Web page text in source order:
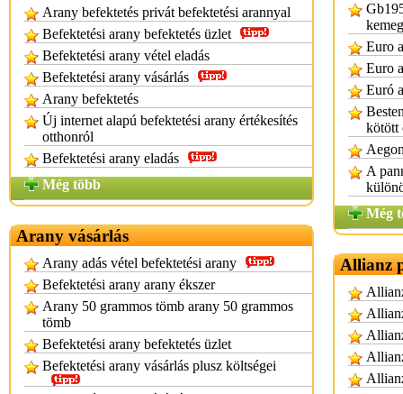
Arany befektetés privát befektetési arannyal
Befektetési arany befektetés üzlet
Befektetési arany vétel eladás
Befektetési arany vásárlás
Arany befektetés
Új internet alapú befektetési arany értékesítés
otthonról
Befektetési arany eladás
Még több
Arany vásárlás
Arany adás vétel befektetési arany
Befektetési arany arany ékszer
Arany 50 grammos tömb arany 50 grammos
tömb
Befektetési arany befektetés üzlet
Befektetési arany vásárlás plusz költségei
Euro
Euro
Euró
kötött
A
Még
Allianz